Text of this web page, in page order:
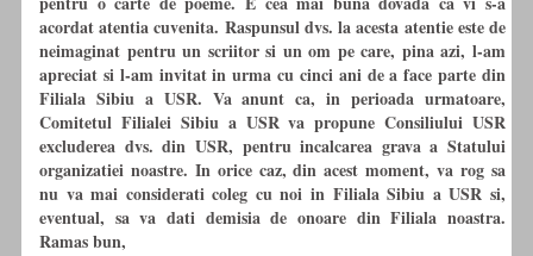
acordat atentia cuvenita. Raspunsul dvs. la acesta atentie este de
neimaginat pentru un scriitor si un om pe care, pina azi, l-am
apreciat si l-am invitat in urma cu cinci ani de a face parte din
Filiala Sibiu a USR. Va anunt ca, in perioada urmatoare,
Comitetul Filialei Sibiu a USR va propune Consiliului USR
excluderea dvs. din USR, pentru incalcarea grava a Statului
organizatiei noastre. In orice caz, din acest moment, va rog sa
nu va mai considerati coleg cu noi in Filiala Sibiu a USR si,
eventual, sa va dati demisia de onoare din Filiala noastra.
Ramas bun,